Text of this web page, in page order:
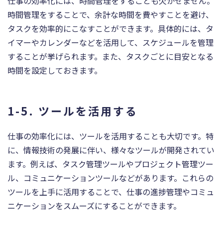
時間管理をすることで、余計な時間を費やすことを避け、
タスクを効率的にこなすことができます。具体的には、タ
イマーやカレンダーなどを活用して、スケジュールを管理
することが挙げられます。また、タスクごとに目安となる
時間を設定しておきます。
1-5. ツールを活用する
仕事の効率化には、ツールを活用することも大切です。特
に、情報技術の発展に伴い、様々なツールが開発されてい
ます。例えば、タスク管理ツールやプロジェクト管理ツー
ル、コミュニケーションツールなどがあります。これらの
ツールを上手に活用することで、仕事の進捗管理やコミュ
ニケーションをスムーズにすることができます。